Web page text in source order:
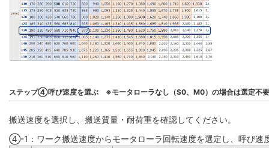
ステップ④呼び速度を選ぶ ※モータローラなし（S0、M0）の場合は選定不
搬送速度を選択し、搬送質量・耐荷重を確認してください。
④-1：ワーク搬送速度からモータローラ回転速度を選定し、呼び速